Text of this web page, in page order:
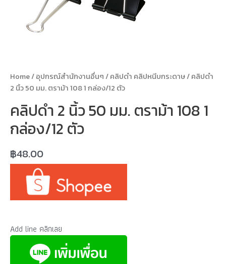
Home/อุปกรณ์สำนักงานอื่นๆ/คลิปดำ คลิปหนีบกระดาษ/ คลิปดำ
2 นิ้ว 50 มม. ตราม้า 108 1 กล่อง/12 ตัว
คลิปดำ 2 นิ้ว 50 มม. ตราม้า 108 1
กล่อง/12 ตัว
฿48.00
Add line คลิกเลย